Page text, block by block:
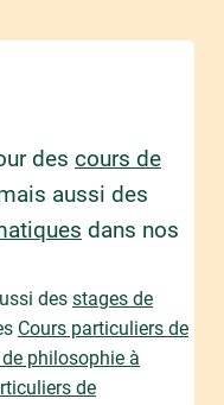
des cours de
aussi des
dans nos
des stages de
Cours particuliers de
philosophie à
de